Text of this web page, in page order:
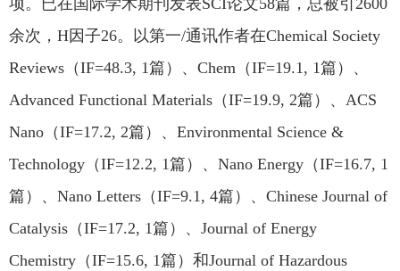
项。已在国际学术期刊发表SCI论文58篇，总被引2600
余次，H因子26。以第一/通讯作者在Chemical Society
Reviews（IF=48.3, 1篇）、Chem（IF=19.1, 1篇）、
Advanced Functional Materials（IF=19.9, 2篇）、ACS
Nano（IF=17.2, 2篇）、Environmental Science &
Technology（IF=12.2, 1篇）、Nano Energy（IF=16.7, 1
篇）、Nano Letters（IF=9.1, 4篇）、Chinese Journal of
Catalysis（IF=17.2, 1篇）、Journal of Energy
Chemistry（IF=15.6, 1篇）和Journal of Hazardous